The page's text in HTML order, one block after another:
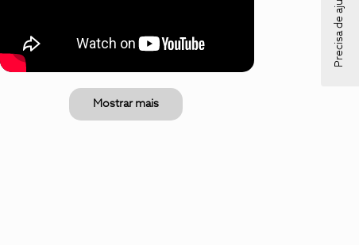
Mostrar mais
Precisa de ajuda?